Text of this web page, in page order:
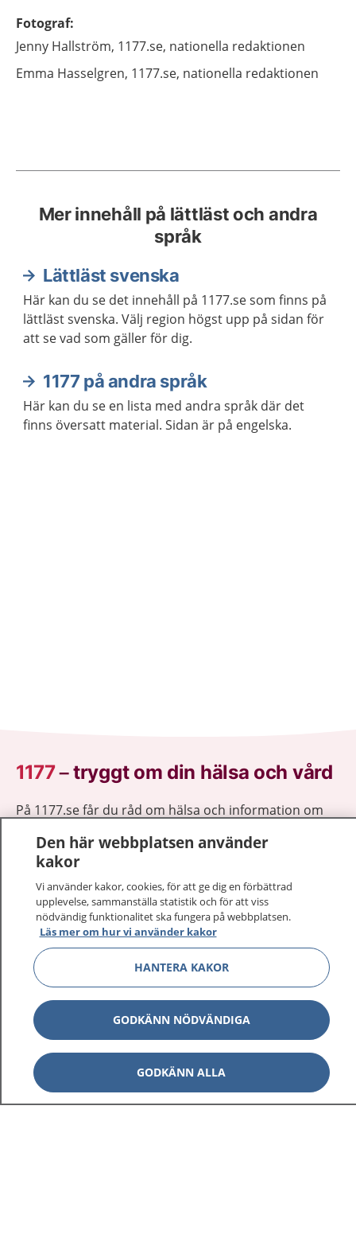
Fotograf:
Jenny Hallström, 1177.se, nationella redaktionen
Emma Hasselgren, 1177.se, nationella redaktionen
Mer innehåll på lättläst och andra
språk
Lättläst svenska
Här kan du se det innehåll på 1177.se som finns på
lättläst svenska. Välj region högst upp på sidan för
att se vad som gäller för dig.
1177 på andra språk
Här kan du se en lista med andra språk där det
finns översatt material. Sidan är på engelska.
1177–tryggt om din hälsa och vård
På 1177.se får du råd om hälsa och information om
Logga in för att läsa din journal och göra dina
vårdärenden. Ring telefonnummer 1177 för
sjukvårdsrådgivning dygnet runt.
1177 ger dig råd när du vill må bättre.
1177 på flera språk Visa
Om 1177
Kontakt Visa
Den här webbplatsen använder
kakor
Vi använder kakor, cookies, för att ge dig en förbättrad
upplevelse, sammanställa statistik och för att viss
nödvändig funktionalitet ska fungera på webbplatsen.
Läs mer om hur vi använder kakor
HANTERA KAKOR
GODKÄNN NÖDVÄNDIGA
GODKÄNN ALLA